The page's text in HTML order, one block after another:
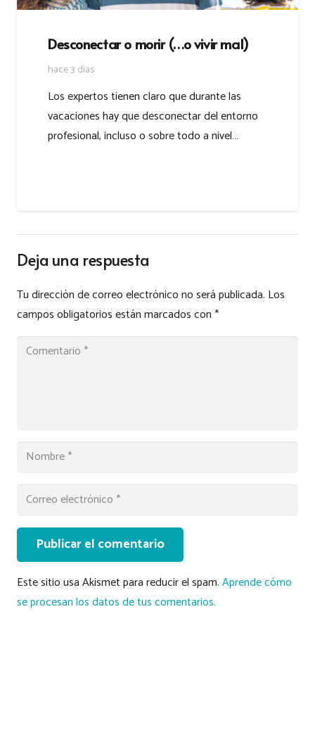
Desconectar o morir (…o vivir mal)
hace 3 días
Los expertos tienen claro que durante las
vacaciones hay que desconectar del entorno
profesional, incluso o sobre todo a nivel…
Deja una respuesta
Tu dirección de correo electrónico no será publicada. Los
campos obligatorios están marcados con*
Publicar el comentario
Este sitio usa Akismet para reducir el spam.Aprende cómo
se procesan los datos de tus comentarios.